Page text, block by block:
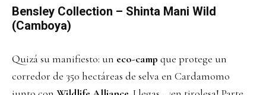
Bensley Collection – Shinta Mani Wild
(Camboya)
Quizá su manifiesto: un eco-camp que protege un
corredor de 350 hectáreas de selva en Cardamomo